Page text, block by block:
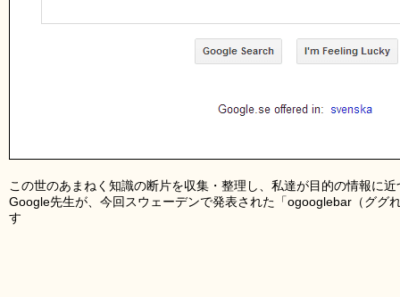
この世のあまねく知識の断片を収集・整理し、私達が目的の情報に
Google先生が、今回スウェーデンで発表された「ogooglebar（ググ
す